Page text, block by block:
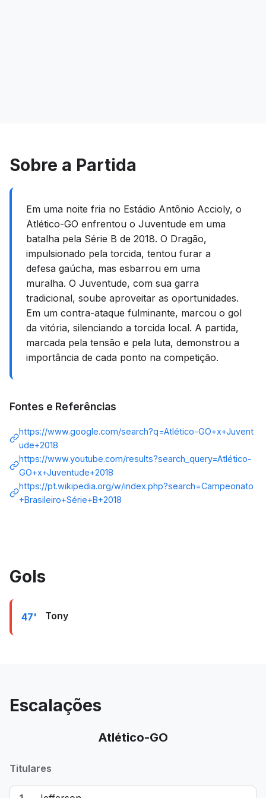
Sobre a Partida
Em uma noite fria no Estádio Antônio Accioly, o
Atlético-GO enfrentou o Juventude em uma
batalha pela Série B de 2018. O Dragão,
impulsionado pela torcida, tentou furar a
defesa gaúcha, mas esbarrou em uma
muralha. O Juventude, com sua garra
tradicional, soube aproveitar as oportunidades.
Em um contra-ataque fulminante, marcou o gol
da vitória, silenciando a torcida local. A partida,
marcada pela tensão e pela luta, demonstrou a
importância de cada ponto na competição.
Fontes e Referências
https://www.google.com/search?q=Atlético-GO+x+Juvent
ude+2018
https://www.youtube.com/results?search_query=Atlético-
GO+x+Juventude+2018
https://pt.wikipedia.org/w/index.php?search=Campeonato
+Brasileiro+Série+B+2018
Gols
47' Tony
Escalações
Atlético-GO
Titulares